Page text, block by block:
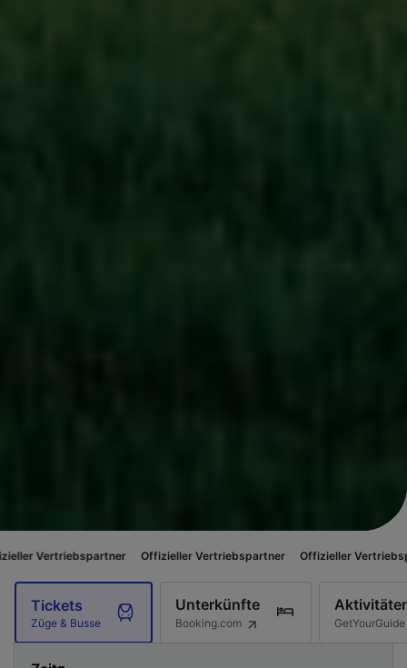
Offizieller Vertriebspartner Offizieller Vertriebspartner
Tickets
Züge & Busse
Unterkünfte
Booking.com GetYourGuide